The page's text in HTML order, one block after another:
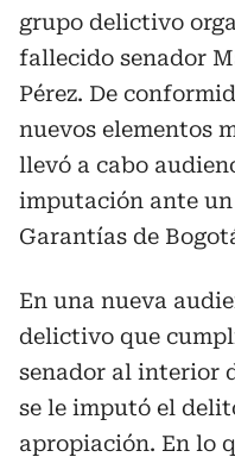
grupo delictivo
fallecido senador
Pérez. De
nuevos elementos
llevó a cabo
imputación ante
Garantías de
En una nueva
delictivo que
senador al interior
se le imputó el
apropiación. En lo